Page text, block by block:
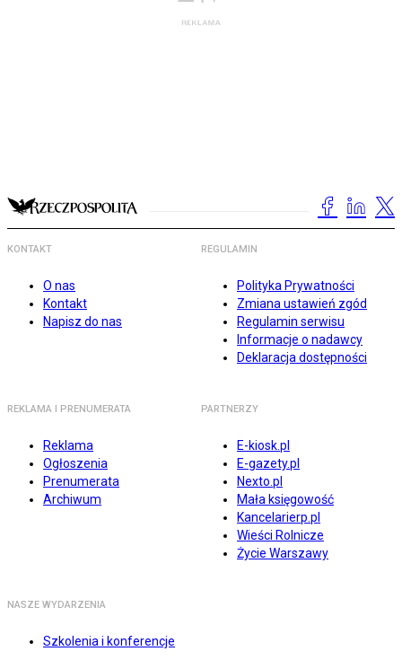
KONTAKT
O nas
Kontakt
Napisz do nas
REGULAMIN
Polityka Prywatności
Zmiana ustawień zgód
Regulamin serwisu
Informacje o nadawcy
Deklaracja dostępności
REKLAMA I PRENUMERATA
Reklama
Ogłoszenia
Prenumerata
Archiwum
PARTNERZY
E-kiosk.pl
E-gazety.pl
Nexto.pl
Mała księgowość
Kancelarierp.pl
Wieści Rolnicze
Życie Warszawy
NASZE WYDARZENIA
Szkolenia i konferencje